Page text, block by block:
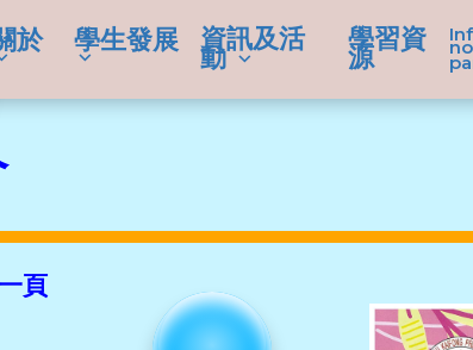
於 學生發展 資訊及活
動
學習資
源
頁